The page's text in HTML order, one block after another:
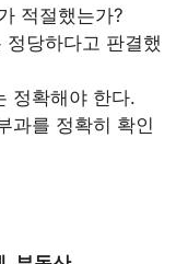
적절했는가?
당하다고 판결했
정확해야 한다.
과를 정확히 확인